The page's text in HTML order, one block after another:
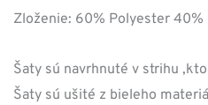
cena
69,00 €.
cena
15,00
Zloženie: 60% Polyester 40%
Šaty sú navrhnuté v strihu
Šaty sú ušité z bieleho